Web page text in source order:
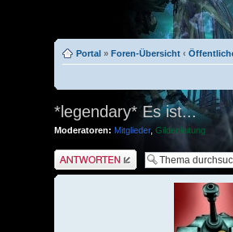
Portal » Foren-Übersicht ‹
*legendary* Es ist...
Moderatoren: Mitglieder, Gildenleitung
Antwort schreiben